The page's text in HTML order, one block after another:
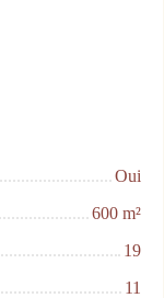
Oui
600 m²
19
11